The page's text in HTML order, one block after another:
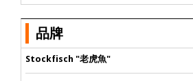
品牌
Stockfisch "老虎魚"